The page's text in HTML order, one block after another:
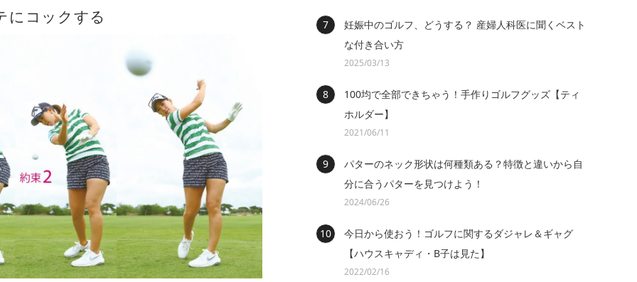
にコックする
妊娠中のゴルフ、どうする？ 産婦人科医に聞くベスト
な付き合い方
2025/03/13
100均で全部できちゃう！手作りゴルフグッズ【ティ
ホルダー】
2021/06/11
パターのネック形状は何種類ある？特徴と違いから自
分に合うパターを見つけよう！
2024/06/26
今日から使おう！ゴルフに関するダジャレ＆ギャグ
【ハウスキャディ・B子は見た】
2022/02/16